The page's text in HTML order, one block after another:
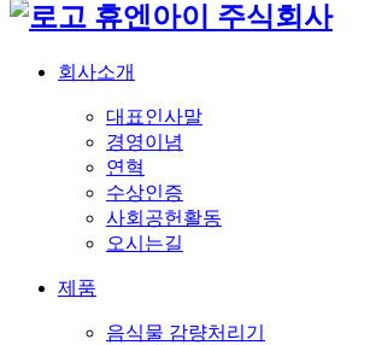
휴엔아이 주식회사
회사소개
대표인사말
경영이념
연혁
수상인증
사회공헌활동
오시는길
제품
음식물 감량처리기